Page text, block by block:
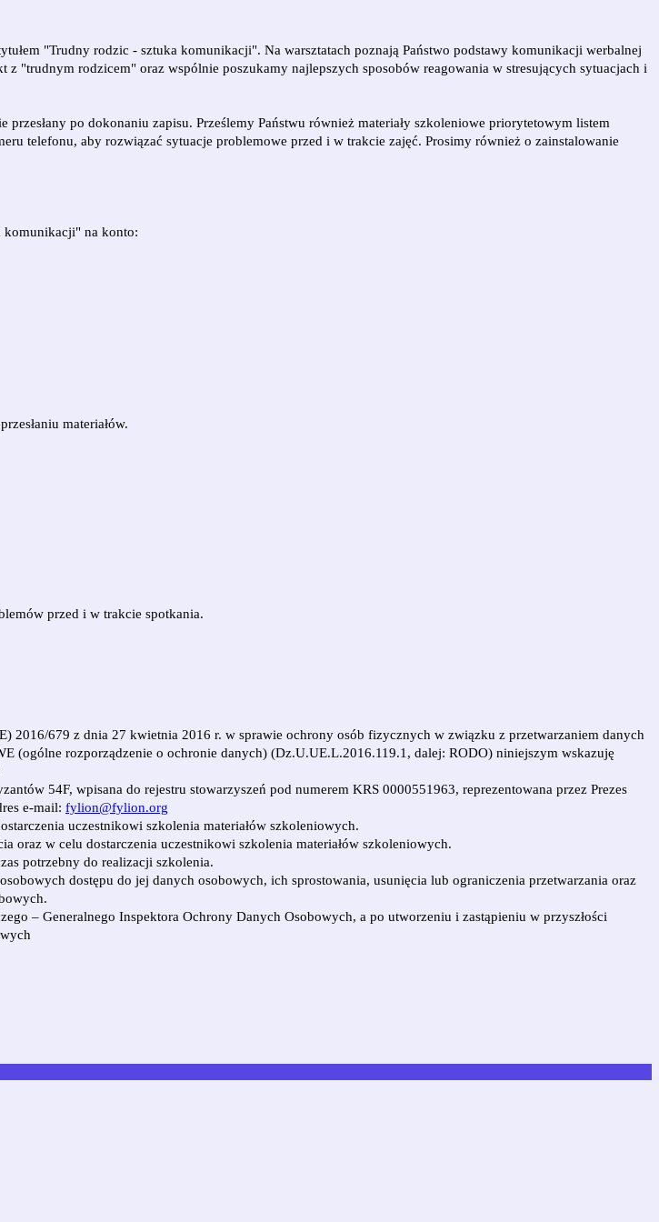
"Trudny rodzic - sztuka komunikacji". Na warsztatach poznają Państwo podstawy komunikacji werbalnej
"trudnym rodzicem" oraz wspólnie poszukamy najlepszych sposobów reagowania w stresujących sytuacjach i
po dokonaniu zapisu. Prześlemy Państwu również materiały szkoleniowe priorytetowym listem
telefonu, aby rozwiązać sytuacje problemowe przed i w trakcie zajęć. Prosimy również o zainstalowanie
komunikacji" na konto:
materiałów.
przed i w trakcie spotkania.
2016/679 z dnia 27 kwietnia 2016 r. w sprawie ochrony osób fizycznych w związku z przetwarzaniem danych
(ogólne rozporządzenie o ochronie danych) (Dz.U.UE.L.2016.119.1, dalej: RODO) niniejszym wskazuję
54F, wpisana do rejestru stowarzyszeń pod numerem KRS 0000551963, reprezentowana przez Prezes
e-mail: fylion@fylion.org
uczestnikowi szkolenia materiałów szkoleniowych.
w celu dostarczenia uczestnikowi szkolenia materiałów szkoleniowych.
potrzebny do realizacji szkolenia.
dostępu do jej danych osobowych, ich sprostowania, usunięcia lub ograniczenia przetwarzania oraz
– Generalnego Inspektora Ochrony Danych Osobowych, a po utworzeniu i zastąpieniu w przyszłości